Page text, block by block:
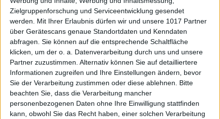
Zielgruppenforschung und Serviceentwicklung gesendet
werden.
Mit Ihrer Erlaubnis dürfen wir und unsere 1017 Partner
über Gerätescans genaue Standortdaten und Kenndaten
abfragen. Sie können auf die entsprechende Schaltfläche
klicken, um der o. a. Datenverarbeitung durch uns und unsere
Partner zuzustimmen. Alternativ können Sie auf detailliertere
Informationen zugreifen und Ihre Einstellungen ändern, bevor
Sie der Verarbeitung zustimmen oder diese ablehnen.
Bitte
beachten Sie, dass die Verarbeitung mancher
personenbezogenen Daten ohne Ihre Einwilligung stattfinden
kann, obwohl Sie das Recht haben, einer solchen Verarbeitung